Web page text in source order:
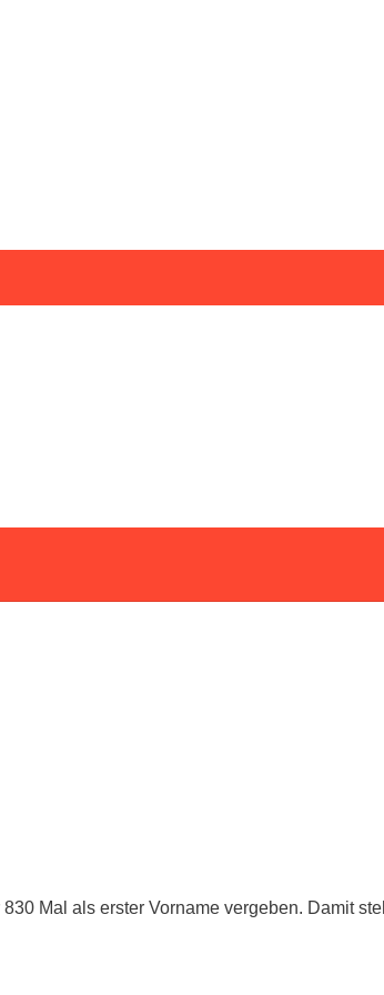
Mal als erster Vorname vergeben. Damit